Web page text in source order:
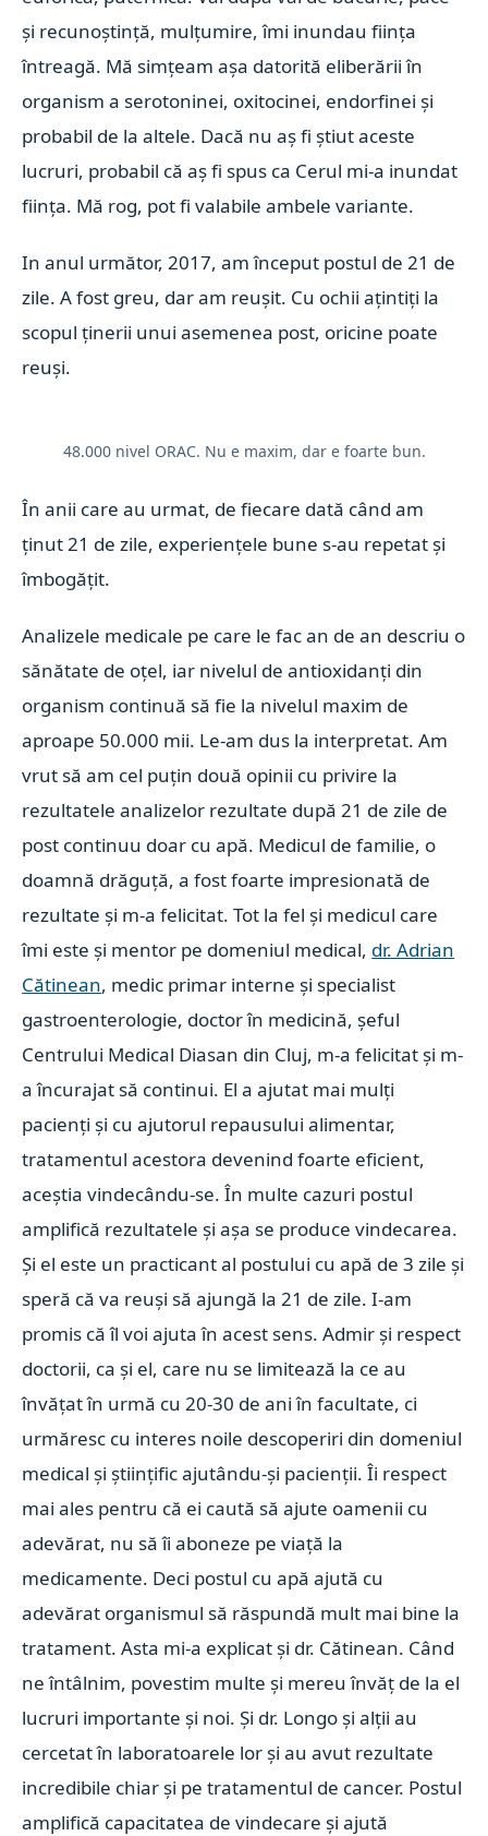
și recunoștință, mulțumire, îmi inundau ființa
întreagă. Mă simțeam așa datorită eliberării în
organism a serotoninei, oxitocinei, endorfinei și
probabil de la altele. Dacă nu aș fi știut aceste
lucruri, probabil că aș fi spus ca Cerul mi-a inundat
ființa. Mă rog, pot fi valabile ambele variante.
In anul următor, 2017, am început postul de 21 de
zile. A fost greu, dar am reușit. Cu ochii ațintiți la
scopul ținerii unui asemenea post, oricine poate
reuși.
48.000 nivel ORAC. Nu e maxim, dar e foarte bun.
În anii care au urmat, de fiecare dată când am
ținut 21 de zile, experiențele bune s-au repetat și
îmbogățit.
Analizele medicale pe care le fac an de an descriu o
sănătate de oțel, iar nivelul de antioxidanți din
organism continuă să fie la nivelul maxim de
aproape 50.000 mii. Le-am dus la interpretat. Am
vrut să am cel puțin două opinii cu privire la
rezultatele analizelor rezultate după 21 de zile de
post continuu doar cu apă. Medicul de familie, o
doamnă drăguță, a fost foarte impresionată de
rezultate și m-a felicitat. Tot la fel și medicul care
îmi este și mentor pe domeniul medical, dr. Adrian
Cătinean, medic primar interne și specialist
gastroenterologie, doctor în medicină, șeful
Centrului Medical Diasan din Cluj, m-a felicitat și m-
a încurajat să continui. El a ajutat mai mulți
pacienți și cu ajutorul repausului alimentar,
tratamentul acestora devenind foarte eficient,
aceștia vindecându-se. În multe cazuri postul
amplifică rezultatele și așa se produce vindecarea.
Și el este un practicant al postului cu apă de 3 zile și
speră că va reuși să ajungă la 21 de zile. I-am
promis că îl voi ajuta în acest sens. Admir și respect
doctorii, ca și el, care nu se limitează la ce au
învățat în urmă cu 20-30 de ani în facultate, ci
urmăresc cu interes noile descoperiri din domeniul
medical și științific ajutându-și pacienții. Îi respect
mai ales pentru că ei caută să ajute oamenii cu
adevărat, nu să îi aboneze pe viață la
medicamente. Deci postul cu apă ajută cu
adevărat organismul să răspundă mult mai bine la
tratament. Asta mi-a explicat și dr. Cătinean. Când
ne întâlnim, povestim multe și mereu învăț de la el
lucruri importante și noi. Și dr. Longo și alții au
cercetat în laboratoarele lor și au avut rezultate
incredibile chiar și pe tratamentul de cancer. Postul
amplifică capacitatea de vindecare și ajută